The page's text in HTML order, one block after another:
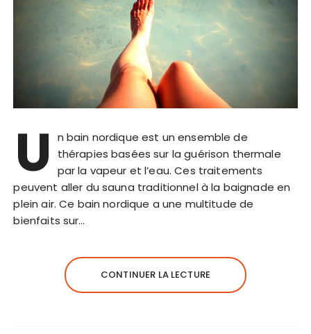
U
n bain nordique est un ensemble de
thérapies basées sur la guérison thermale
par la vapeur et l’eau. Ces traitements
peuvent aller du sauna traditionnel à la baignade en
plein air. Ce bain nordique a une multitude de
bienfaits sur…
CONTINUER LA LECTURE